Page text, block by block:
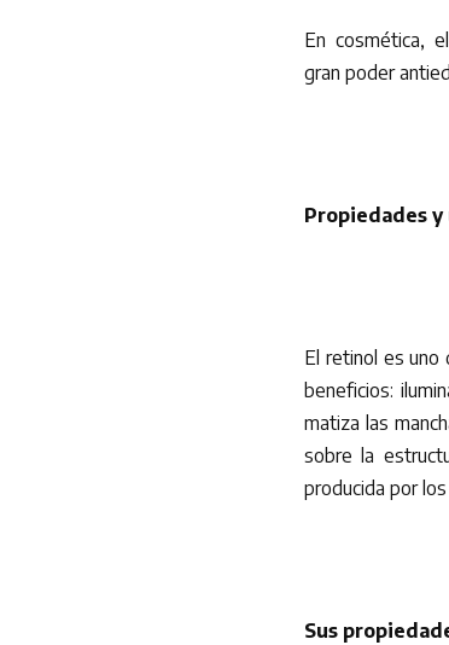
En cosmética,
gran poder
Propiedades y
El retinol es uno
beneficios:
matiza las
sobre la
producida por
Sus